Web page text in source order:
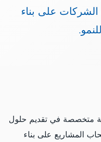
الشركات على بناء
متخصصة في تقديم حلول
المشاريع على بناء